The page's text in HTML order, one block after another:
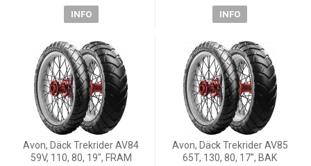
INFO INFO
Avon, Däck Trekrider AV84
59V, 110, 80, 19", FRAM
Avon, Däck Trekrider AV85
65T, 130, 80, 17", BAK